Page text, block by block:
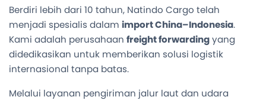
Berdiri lebih dari 10 tahun, Natindo Cargo telah
menjadi spesialis dalam import China–Indonesia.
Kami adalah perusahaan freight forwardingyang
didedikasikan untuk memberikan solusi logistik
internasional tanpa batas.
Melalui layanan pengiriman jalur laut dan udara